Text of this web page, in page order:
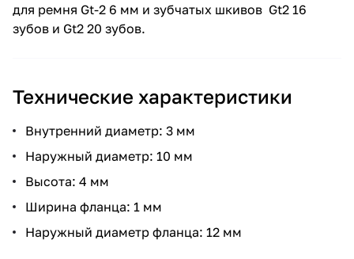
для ремня Gt-2 6 мм и зубчатых шкивов Gt2 16
зубов и Gt2 20 зубов.
Технические характеристики
Внутренний диаметр: 3 мм
Наружный диаметр: 10 мм
Высота: 4 мм
Ширина фланца: 1 мм
Наружный диаметр фланца: 12 мм